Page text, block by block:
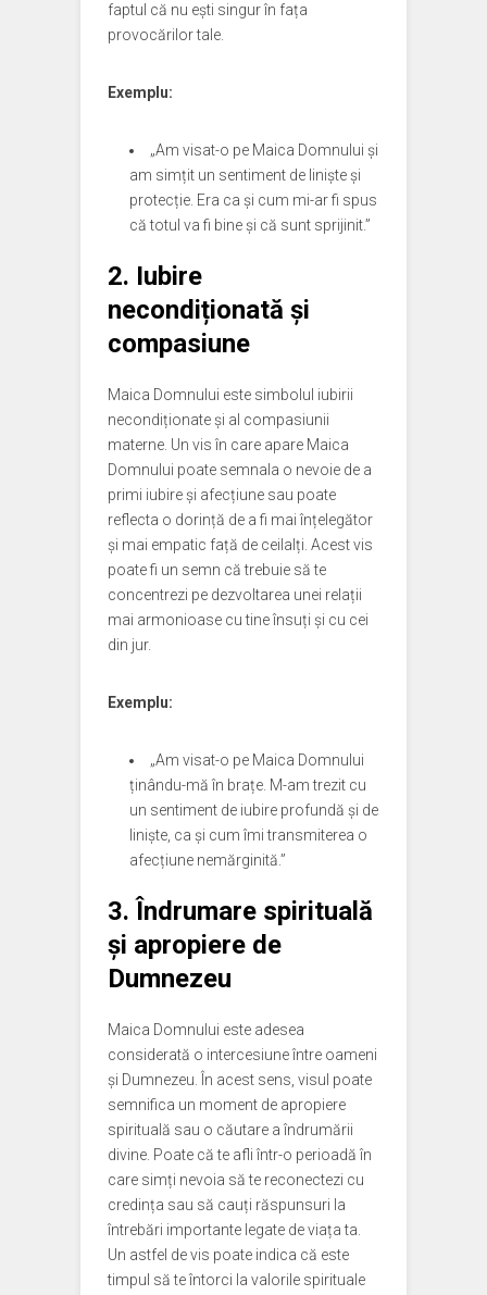
faptul că nu ești singur în fața
provocărilor tale.
Exemplu:
„Am visat-o pe Maica Domnului și
am simțit un sentiment de liniște și
protecție. Era ca și cum mi-ar fi spus
că totul va fi bine și că sunt sprijinit.”
2. Iubire
necondiționată și
compasiune
Maica Domnului este simbolul iubirii
necondiționate și al compasiunii
materne. Un vis în care apare Maica
Domnului poate semnala o nevoie de a
primi iubire și afecțiune sau poate
reflecta o dorință de a fi mai înțelegător
și mai empatic față de ceilalți. Acest vis
poate fi un semn că trebuie să te
concentrezi pe dezvoltarea unei relații
mai armonioase cu tine însuți și cu cei
din jur.
Exemplu:
„Am visat-o pe Maica Domnului
ținându-mă în brațe. M-am trezit cu
un sentiment de iubire profundă și de
liniște, ca și cum îmi transmiterea o
afecțiune nemărginită.”
3. Îndrumare spirituală
și apropiere de
Dumnezeu
Maica Domnului este adesea
considerată o intercesiune între oameni
și Dumnezeu. În acest sens, visul poate
semnifica un moment de apropiere
spirituală sau o căutare a îndrumării
divine. Poate că te afli într-o perioadă în
care simți nevoia să te reconectezi cu
credința sau să cauți răspunsuri la
întrebări importante legate de viața ta.
Un astfel de vis poate indica că este
timpul să te întorci la valorile spirituale